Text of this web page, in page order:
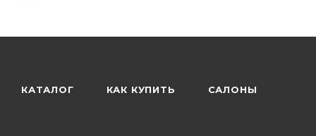
КАТАЛОГ КАК КУПИТЬ САЛОНЫ